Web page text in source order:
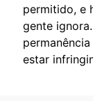
permitido, e
gente
estar